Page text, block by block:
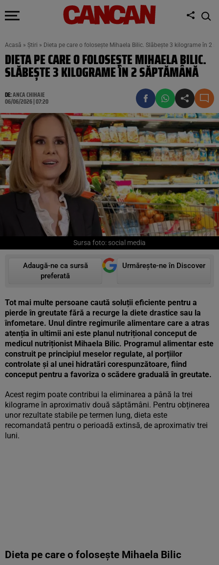
Acasă » Știri » Dieta pe care o folosește Mihaela Bilic. Slăbește 3 kilograme în 2
DIETA PE CARE O FOLOSEȘTE MIHAELA BILIC.
SLĂBEȘTE 3 KILOGRAME ÎN 2 SĂPTĂMÂNĂ
DE:ANCA CHIHAIE
06/06/2026 | 07:20
Sursa foto: social media
Adaugă-ne ca sursă
preferată
Urmărește-ne în Discover
Tot mai multe persoane caută soluții eficiente pentru a
pierde în greutate fără a recurge la diete drastice sau la
înfometare. Unul dintre regimurile alimentare care a atras
atenția în ultimii ani este planul nutrițional conceput de
medicul nutriționist Mihaela Bilic. Programul alimentar este
construit pe principiul meselor regulate, al porțiilor
controlate și al unei hidratări corespunzătoare, fiind
conceput pentru a favoriza o scădere graduală în greutate.
Acest regim poate contribui la eliminarea a până la trei
kilograme în aproximativ două săptămâni. Pentru obținerea
unor rezultate stabile pe termen lung, dieta este
recomandată pentru o perioadă extinsă, de aproximativ trei
luni.
Dieta pe care o folosește Mihaela Bilic